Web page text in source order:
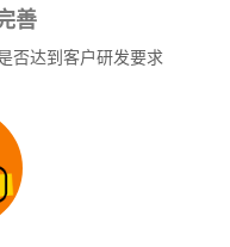
善
否达到客户研发要求